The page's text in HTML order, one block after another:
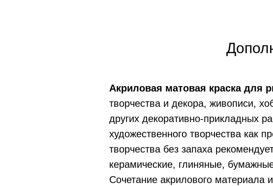
Акриловая матовая краска для
творчества и декора, живописи,
других декоративно-прикладных
художественного творчества как
творчества без запаха
керамические, глиняные,
Сочетание акрилового материала